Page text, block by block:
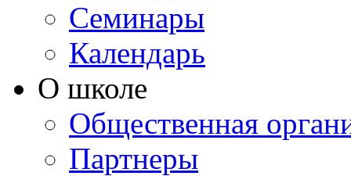
Семинары
Календарь
О школе
Общественная
Партнеры